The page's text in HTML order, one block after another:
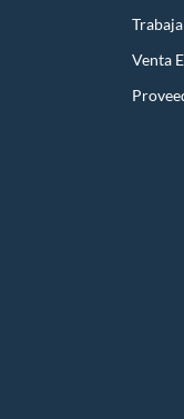
Venta